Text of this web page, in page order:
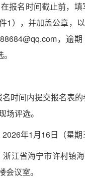
报名时间截止前，填
1），并加盖公章，
，逾期
时间内提交报名表
场评选。
年1月16日（星期
浙江省海宁市许村镇
会议室。